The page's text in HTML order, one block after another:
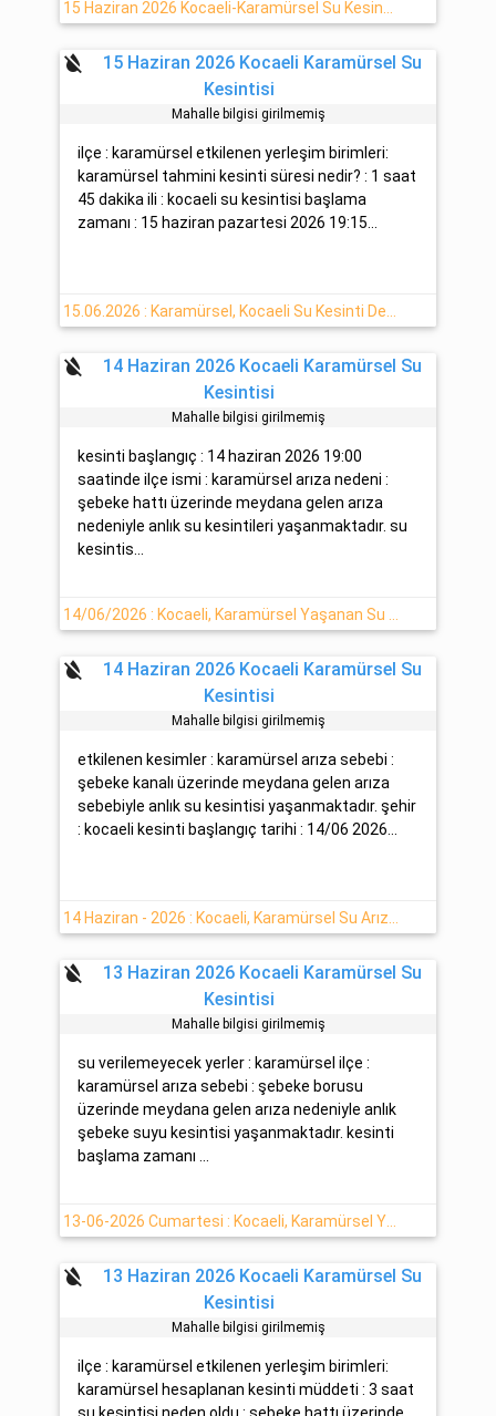
format_color_reset
15 Haziran 2026 Kocaeli Karamürsel Su
Kesintisi
Mahalle bilgisi girilmemiş
ilçe : karamürsel etkilenen yerleşim birimleri:
karamürsel tahmini kesinti süresi nedir? : 1 saat
45 dakika ili : kocaeli su kesintisi başlama
zamanı : 15 haziran pazartesi 2026 19:15...
format_color_reset
14 Haziran 2026 Kocaeli Karamürsel Su
Kesintisi
Mahalle bilgisi girilmemiş
kesinti başlangıç : 14 haziran 2026 19:00
saatinde ilçe ismi : karamürsel arıza nedeni :
şebeke hattı üzerinde meydana gelen arıza
nedeniyle anlık su kesintileri yaşanmaktadır. su
kesintis...
format_color_reset
14 Haziran 2026 Kocaeli Karamürsel Su
Kesintisi
Mahalle bilgisi girilmemiş
etkilenen kesimler : karamürsel arıza sebebi :
şebeke kanalı üzerinde meydana gelen arıza
sebebiyle anlık su kesintisi yaşanmaktadır. şehir
: kocaeli kesinti başlangıç tarihi : 14/06 2026...
format_color_reset
13 Haziran 2026 Kocaeli Karamürsel Su
Kesintisi
Mahalle bilgisi girilmemiş
su verilemeyecek yerler : karamürsel ilçe :
karamürsel arıza sebebi : şebeke borusu
üzerinde meydana gelen arıza nedeniyle anlık
şebeke suyu kesintisi yaşanmaktadır. kesinti
başlama zamanı ...
13-06-2026 Cumartesi : Kocaeli, Karamürsel Yaşanan Su Arıza Bilgisi
format_color_reset
13 Haziran 2026 Kocaeli Karamürsel Su
Kesintisi
Mahalle bilgisi girilmemiş
ilçe : karamürsel etkilenen yerleşim birimleri:
karamürsel hesaplanan kesinti müddeti : 3 saat
su kesintisi neden oldu : şebeke hattı üzerinde